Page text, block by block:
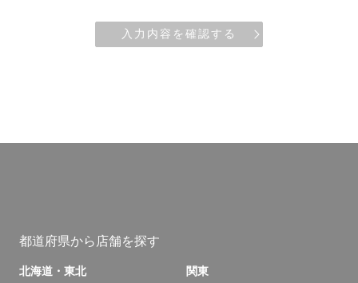
入力内容を確認する
都道府県から店舗を探す
北海道・東北 関東